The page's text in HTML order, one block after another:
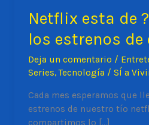
Netflix esta de
los estrenos de
Deja un comentario /
Series,Tecnología /SÍ a
Cada mes esperamos que
estrenos de nuestro tío
compartimos lo […]